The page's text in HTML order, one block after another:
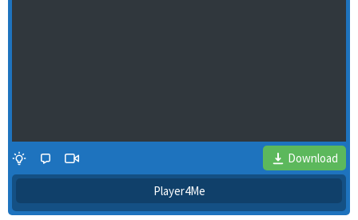
Download
Player4Me